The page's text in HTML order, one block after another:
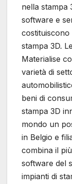
nella stampa
software e
costituiscono
stampa 3D.
Materialise
varietà di
beni di
stampa 3D
mondo un
in Belgio e
combina il
software del
impianti di